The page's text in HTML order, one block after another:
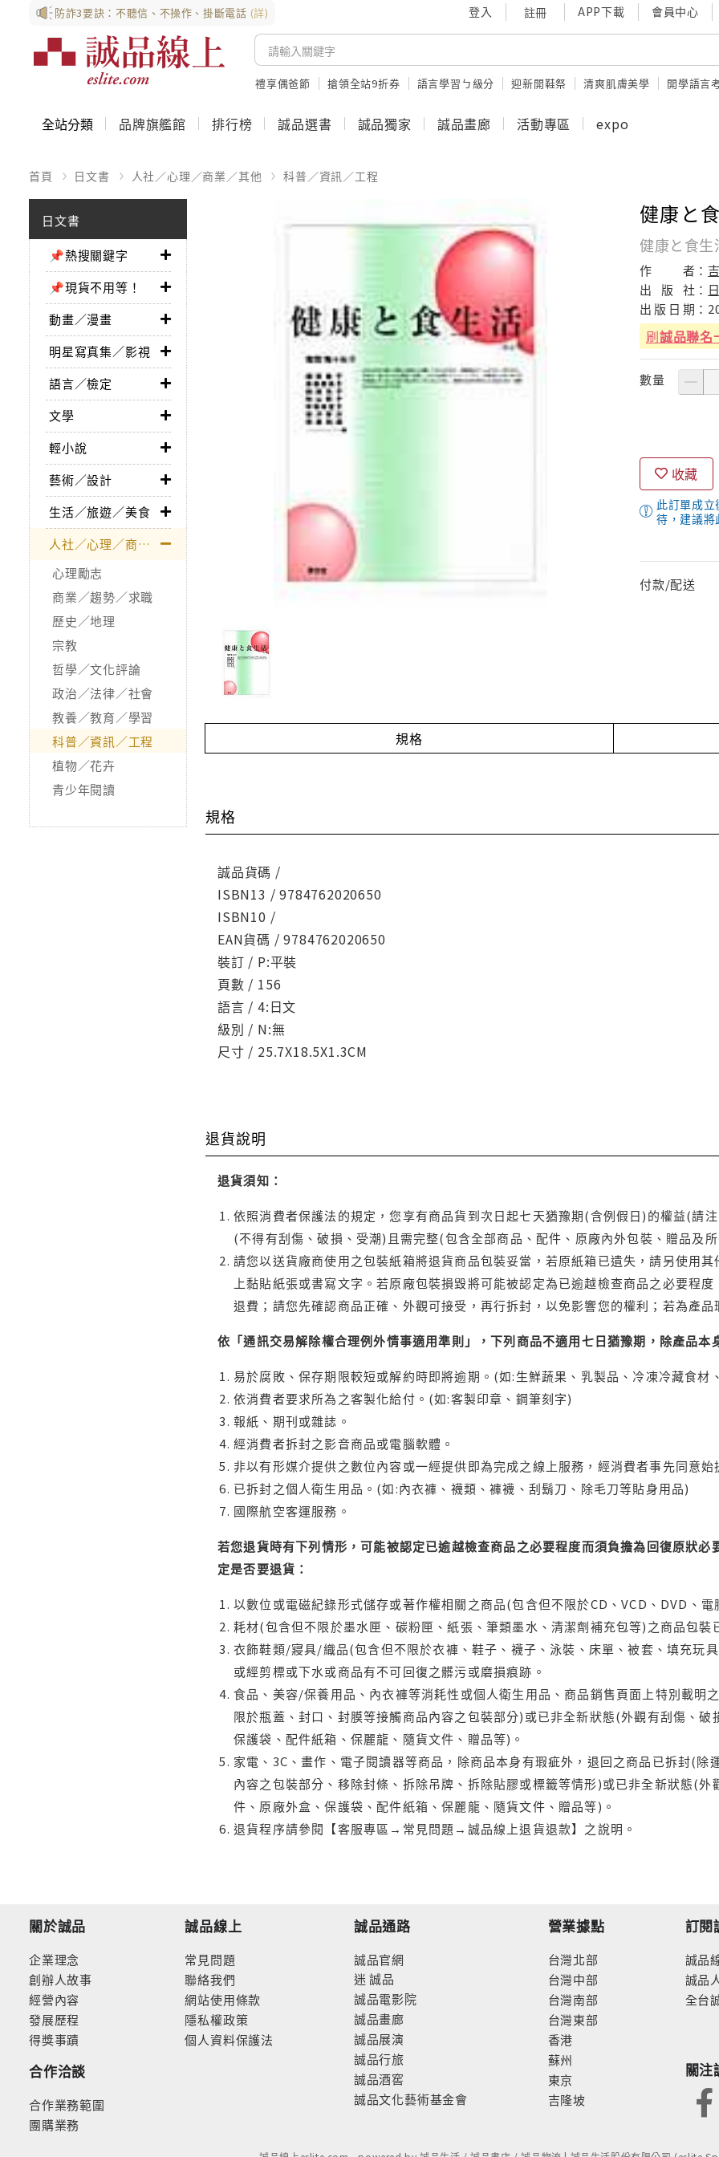
防詐3要訣：不聽信、不操作、掛斷電話 (詳) 登入 註冊 APP下載 會員中心
禮享偶爸節 搶領全站9折券 語言學習ㄅ級分 迎新開鞋祭 清爽肌膚美學 開學語言
全站分類 品牌旗艦館 排行榜 誠品選書 誠品獨家 誠品畫廊 活動專區 expo
首頁 日文書 人社／心理／商業／其他 科普／資訊／工程
日文書
📌熱搜關鍵字
📌現貨不用等！
動畫／漫畫
明星寫真集／影視
語言／檢定
文學
輕小說
藝術／設計
生活／旅遊／美食
人社／心理／商業／其他
心理勵志
商業／趨勢／求職
歷史／地理
宗教
哲學／文化評論
政治／法律／社會
教養／教育／學習
科普／資訊／工程
植物／花卉
青少年閱讀
健康と
健康と食
作 者：
出
版 社：
出 版 日 期：
刷誠品聯名
數量
收藏
此訂單成
待，建議
付款/配送
規格
規格
誠品貨碼 /
ISBN13 / 9784762020650
ISBN10 /
EAN貨碼 / 9784762020650
裝訂 / P:平裝
頁數 / 156
語言 / 4:日文
級別 / N:無
尺寸 / 25.7X18.5X1.3CM
退貨說明
退貨須知：
依照消費者保護法的規定，您享有商品貨到次日起七天猶豫期(含例假日)的權益(請
(不得有刮傷、破損、受潮)且需完整(包含全部商品、配件、原廠內外包裝、贈品及
請您以送貨廠商使用之包裝紙箱將退貨商品包裝妥當，若原紙箱已遺失，請另使用
上黏貼紙張或書寫文字。若原廠包裝損毀將可能被認定為已逾越檢查商品之必要程
退費；請您先確認商品正確、外觀可接受，再行拆封，以免影響您的權利；若為產
依「通訊交易解除權合理例外情事適用準則」，下列商品不適用七日猶豫期，除產品本
易於腐敗、保存期限較短或解約時即將逾期。(如:生鮮蔬果、乳製品、冷凍冷藏食材
依消費者要求所為之客製化給付。(如:客製印章、鋼筆刻字)
報紙、期刊或雜誌。
經消費者拆封之影音商品或電腦軟體。
非以有形媒介提供之數位內容或一經提供即為完成之線上服務，經消費者事先同意
已拆封之個人衛生用品。(如:內衣褲、襪類、褲襪、刮鬍刀、除毛刀等貼身用品)
國際航空客運服務。
若您退貨時有下列情形，可能被認定已逾越檢查商品之必要程度而須負擔為回復原狀
定是否要退貨：
以數位或電磁紀錄形式儲存或著作權相關之商品(包含但不限於CD、VCD、DVD、
耗材(包含但不限於墨水匣、碳粉匣、紙張、筆類墨水、清潔劑補充包等)之商品包
衣飾鞋類/寢具/織品(包含但不限於衣褲、鞋子、襪子、泳裝、床單、被套、填充玩
或經剪標或下水或商品有不可回復之髒污或磨損痕跡。
食品、美容/保養用品、內衣褲等消耗性或個人衛生用品、商品銷售頁面上特別載明
限於瓶蓋、封口、封膜等接觸商品內容之包裝部分)或已非全新狀態(外觀有刮傷、
保護袋、配件紙箱、保麗龍、隨貨文件、贈品等)。
家電、3C、畫作、電子閱讀器等商品，除商品本身有瑕疵外，退回之商品已拆封(
內容之包裝部分、移除封條、拆除吊牌、拆除貼膠或標籤等情形)或已非全新狀態(
件、原廠外盒、保護袋、配件紙箱、保麗龍、隨貨文件、贈品等)。
退貨程序請參閱【客服專區→常見問題→誠品線上退貨退款】之說明。
關於誠品
企業理念
創辦人故事
經營內容
發展歷程
得獎事蹟
合作洽談
合作業務範圍
團購業務
誠品線上
常見問題
聯絡我們
網站使用條款
隱私權政策
個人資料保護法
誠品通路
誠品官網
迷 誠品
誠品電影院
誠品畫廊
誠品展演
誠品行旅
誠品酒窖
誠品文化藝術基金會
營業據點
台灣北部
台灣中部
台灣南部
台灣東部
香港
蘇州
東京
吉隆坡
訂閱
誠品
誠品
全台
關注